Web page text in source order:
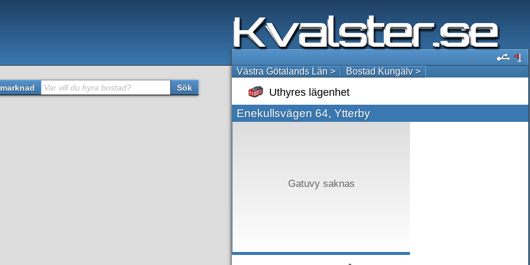
Västra Götalands Län > Bostad Kungälv >
Uthyres lägenhet
Enekullsvägen 64, Ytterby
Gatuvy saknas
Var vill du hyra bostad? Sök